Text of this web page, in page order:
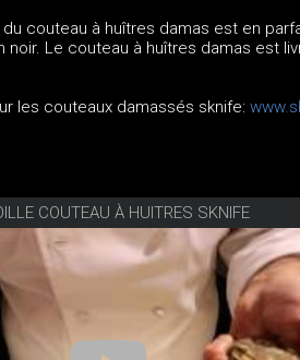
couteau à huîtres damas est en
noir. Le couteau à huîtres damas est
les couteaux damassés sknife:
COUTEAU À HUITRES SKNIFE